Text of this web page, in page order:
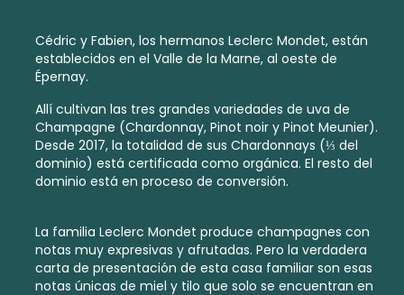
Cédric y Fabien, los hermanos Leclerc Mondet, están
establecidos en el Valle de la Marne, al oeste de
Épernay.
Allí cultivan las tres grandes variedades de uva de
Champagne (Chardonnay, Pinot noir y Pinot Meunier).
Desde 2017, la totalidad de sus Chardonnays (⅓ del
dominio) está certificada como orgánica. El resto del
dominio está en proceso de conversión.
La familia Leclerc Mondet produce champagnes con
notas muy expresivas y afrutadas. Pero la verdadera
carta de presentación de esta casa familiar son esas
notas únicas de miel y tilo que solo se encuentran en